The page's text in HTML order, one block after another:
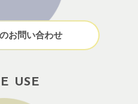
お問い合わせ
USE